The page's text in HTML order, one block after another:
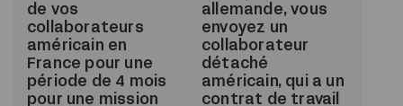
de vos
collaborateurs
américain en
France pour une
période de 4 mois
pour une mission
allemande, vous
envoyez un
collaborateur
détaché
américain, qui a un
contrat de travail